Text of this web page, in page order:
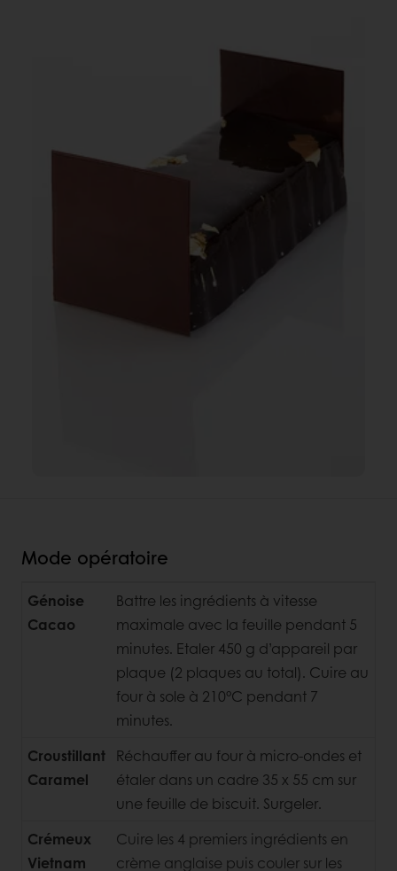
Mode opératoire
Génoise
Cacao
Battre les ingrédients à vitesse
maximale avec la feuille pendant 5
minutes. Etaler 450 g d’appareil par
plaque (2 plaques au total). Cuire au
four à sole à 210°C pendant 7
minutes.
Croustillant
Caramel
Réchauffer au four à micro-ondes et
étaler dans un cadre 35 x 55 cm sur
une feuille de biscuit. Surgeler.
Crémeux
Vietnam
Cuire les 4 premiers ingrédients en
crème anglaise puis couler sur les